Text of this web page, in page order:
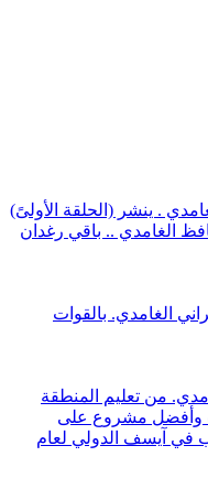
. ينشر (الحلقة الأولىً)
الغامدي .. باقي رغدان
الغامدي. بالقوات
من تعليم المنطقة
وأفضل مشروع على
من بين 1700 طالب في آيسف الدولي لعام